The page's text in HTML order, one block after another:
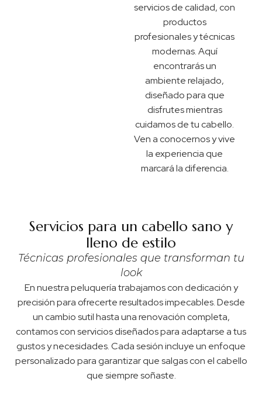
servicios de calidad, con
productos
profesionales y técnicas
modernas. Aquí
encontrarás un
ambiente relajado,
diseñado para que
disfrutes mientras
cuidamos de tu cabello.
Ven a conocernos y vive
la experiencia que
marcará la diferencia.
Servicios para un cabello sano y
lleno de estilo
Técnicas profesionales que transforman tu
look
En nuestra peluquería trabajamos con dedicación y
precisión para ofrecerte resultados impecables. Desde
un cambio sutil hasta una renovación completa,
contamos con servicios diseñados para adaptarse a tus
gustos y necesidades. Cada sesión incluye un enfoque
personalizado para garantizar que salgas con el cabello
que siempre soñaste.